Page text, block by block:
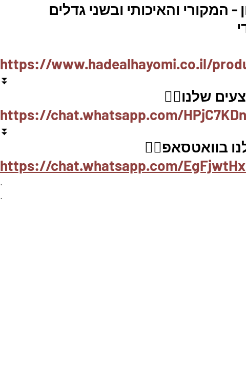
המקורי והאיכותי ובשני גדלים
https://www.hadealhayomi.co.il/
⏬
שלנו👇🏽
https://chat.whatsapp.com/
⏬
בוואטסאפ👇🏽
https://chat.whatsapp.com/
.
.